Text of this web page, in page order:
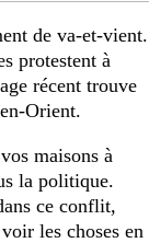
de va-et-vient.
protestent à
récent trouve
Orient.
maisons à
la politique.
ce conflit,
les choses en